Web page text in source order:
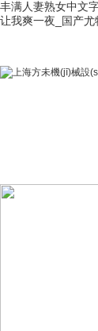
丰满人妻熟女中文
让我爽一夜_国产